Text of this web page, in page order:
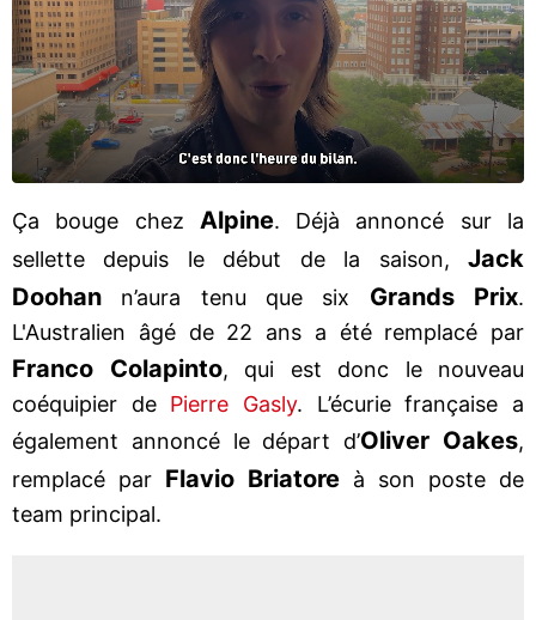
Ça bouge chez Alpine. Déjà annoncé sur la
sellette depuis le début de la saison, Jack
Doohan n’aura tenu que six Grands Prix.
L'Australien âgé de 22 ans a été remplacé par
Franco Colapinto, qui est donc le nouveau
coéquipier de Pierre Gasly. L’écurie française a
également annoncé le départ d’Oliver Oakes,
remplacé par Flavio Briatore à son poste de
team principal.